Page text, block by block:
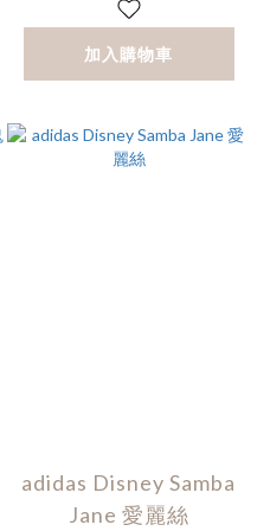
加入購物車
adidas Disney Samba
Jane 愛麗絲